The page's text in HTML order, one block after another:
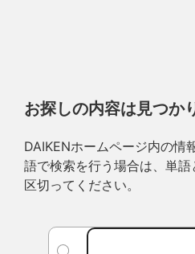
お探しの内容は見つか
DAIKENホームページ内の情
語で検索を行う場合は、単
区切ってください。